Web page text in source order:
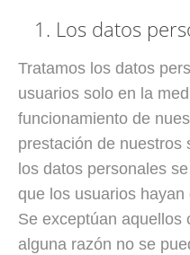
1. Los datos
Tratamos los datos
usuarios solo en la
funcionamiento de
prestación de nuestros
los datos personales
que los usuarios
Se exceptúan aquellos
alguna razón no se